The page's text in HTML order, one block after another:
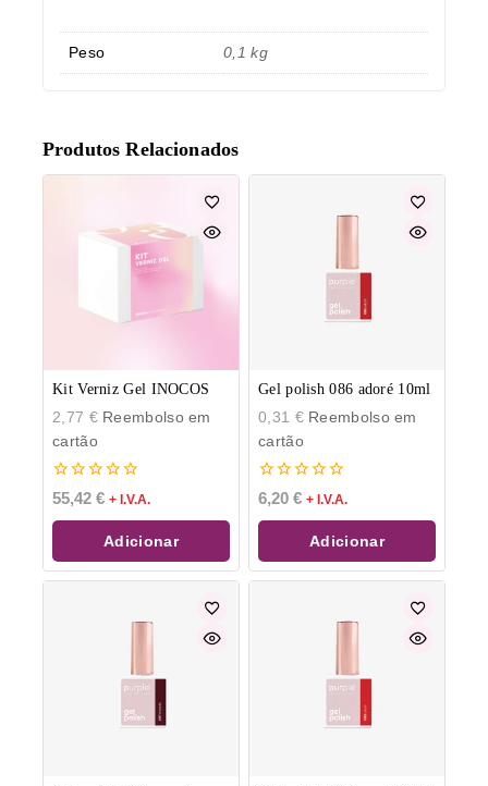
Peso 0,1 kg
Produtos Relacionados
Kit Verniz Gel INOCOS
2,77 €Reembolso em
cartão
0
de
5
55,42 € + I.V.A.
Adicionar
Gel polish 086 adoré 10ml
0,31 €Reembolso em
cartão
0
de
5
6,20 € + I.V.A.
Adicionar